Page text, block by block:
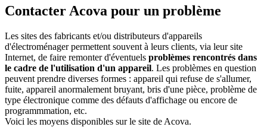
Contacter Acova pour un problème
Les sites des fabricants et/ou distributeurs d'appareils
d'électroménager permettent souvent à leurs clients, via leur site
Internet, de faire remonter d'éventuels problèmes rencontrés dans
le cadre de l'utilisation d'un appareil. Les problèmes en question
peuvent prendre diverses formes : appareil qui refuse de s'allumer,
fuite, appareil anormalement bruyant, bris d'une pièce, problème de
type électronique comme des défauts d'affichage ou encore de
programmmation, etc.
Voici les moyens disponibles sur le site de Acova.